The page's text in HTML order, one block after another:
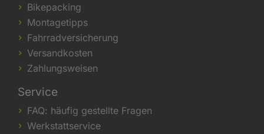
Bikepacking
Montagetipps
Fahrradversicherung
Versandkosten
Zahlungsweisen
Service
FAQ: häufig gestellte Fragen
Werkstattservice